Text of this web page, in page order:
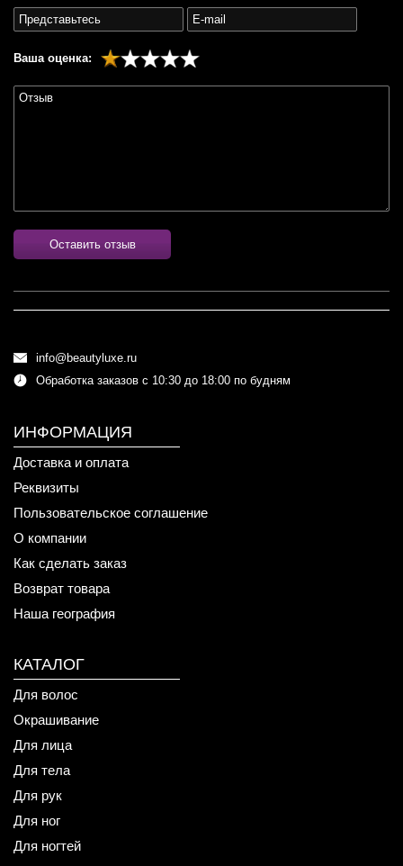
Ваша оценка:
Оставить отзыв
info@beautyluxe.ru
Обработка заказов с 10:30 до 18:00 по будням
ИНФОРМАЦИЯ
Доставка и оплата
Реквизиты
Пользовательское соглашение
О компании
Как сделать заказ
Возврат товара
Наша география
КАТАЛОГ
Для волос
Окрашивание
Для лица
Для тела
Для рук
Для ног
Для ногтей